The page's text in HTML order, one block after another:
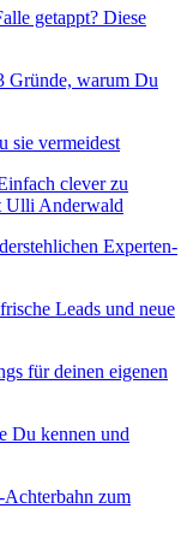
getappt? Diese
Gründe, warum Du
sie vermeidest
clever zu
Ulli Anderwald
Experten-
Leads und neue
für deinen eigenen
Du kennen und
zum